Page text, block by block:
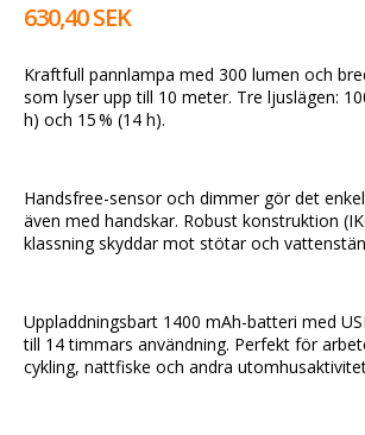
630,40 SEK
Kraftfull pannlampa med 300 lumen och
som lyser upp till 10 meter. Tre ljuslägen:
h) och 15 % (14 h).
Handsfree-sensor och dimmer gör det
även med handskar. Robust konstruktion
klassning skyddar mot stötar och
Uppladdningsbart 1400 mAh-batteri med
till 14 timmars användning. Perfekt för
cykling, nattfiske och andra